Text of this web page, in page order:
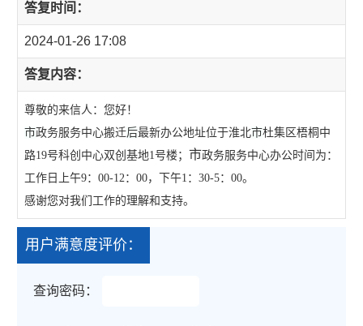
答复时间：
2024-01-26 17:08
答复内容：
尊敬的来信人：您好！
市政务服务中心搬迁后最新办公地址位于淮北市杜集区梧桐中
路19号科创中心双创基地1号楼； 市政务服务中心办公时间为：
工作日上午9：00-12：00，下午1：30-5：00。
感谢您对我们工作的理解和支持。
用户满意度评价：
查询密码：